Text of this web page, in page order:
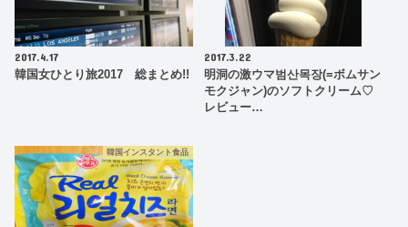
2017.4.17
韓国女ひとり旅2017 総まとめ!!
2017.3.22
明洞の激ウマ범산목장(=ボムサン
モクジャン)のソフトクリーム♡
レビュー…
韓国インスタント食品